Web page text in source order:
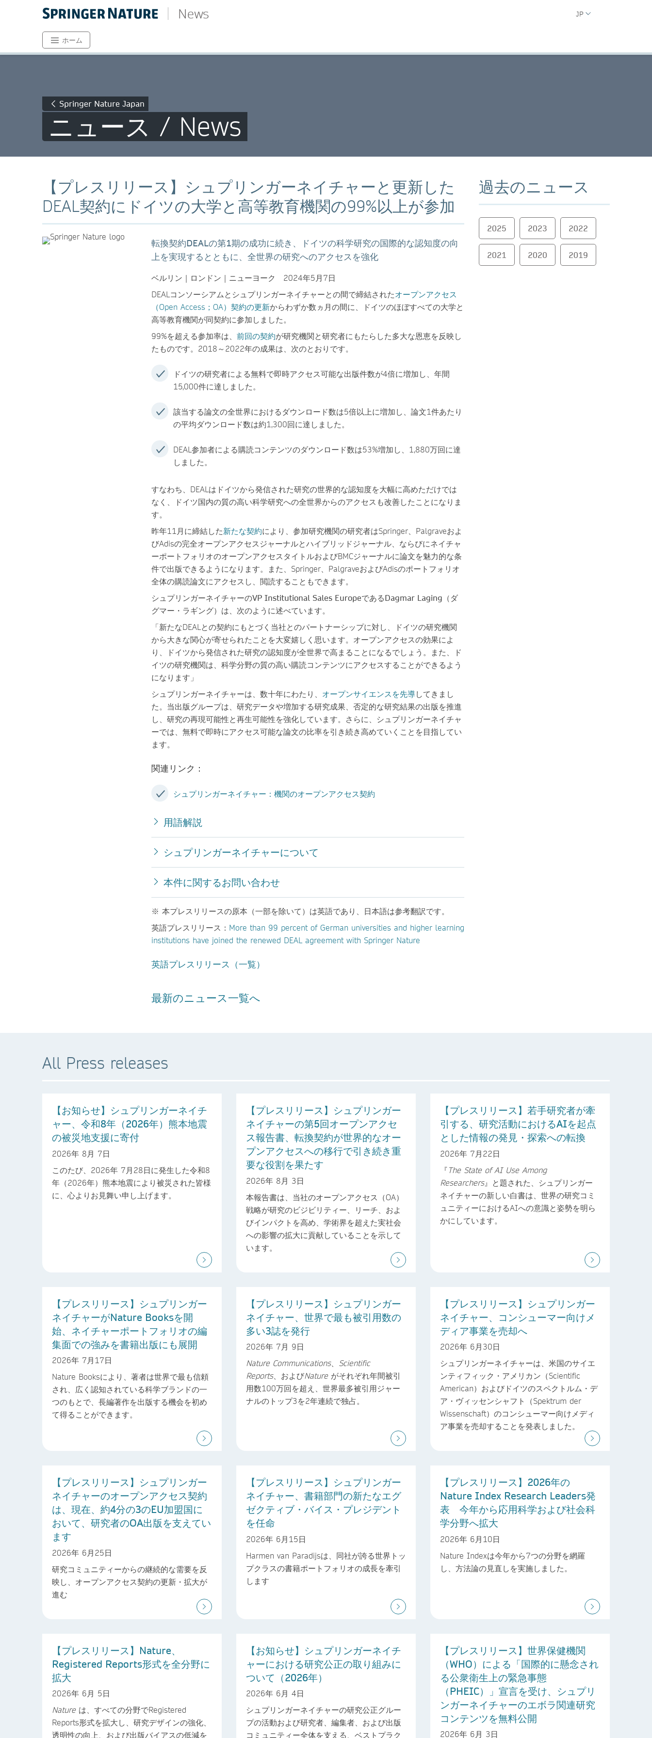
News JP
ホーム
Springer Nature Japan
ニュース / News
【プレスリリース】シュプリンガーネイチャーと更新した
DEAL契約にドイツの大学と高等教育機関の99%以上が参加
転換契約DEALの第1期の成功に続き、ドイツの科学研究の国際的な認知度の向
上を実現するとともに、全世界の研究へのアクセスを強化
ベルリン｜ロンドン｜ニューヨーク 2024年5月7日
DEALコンソーシアムとシュプリンガーネイチャーとの間で締結されたオープンアクセス
（Open Access；OA）契約の更新からわずか数ヵ月の間に、ドイツのほぼすべての大学と
高等教育機関が同契約に参加しました。
99%を超える参加率は、 前回の契約が研究機関と研究者にもたらした多大な恩恵を反映し
たものです。2018～2022年の成果は、次のとおりです。
ドイツの研究者による無料で即時アクセス可能な出版件数が4倍に増加し、年間
15,000件に達しました。
該当する論文の全世界におけるダウンロード数は5倍以上に増加し、論文1件あたり
の平均ダウンロード数は約1,300回に達しました。
DEAL参加者による購読コンテンツのダウンロード数は53%増加し、1,880万回に達
しました。
すなわち、DEALはドイツから発信された研究の世界的な認知度を大幅に高めただけでは
なく、ドイツ国内の質の高い科学研究への全世界からのアクセスも改善したことになりま
す。
昨年11月に締結した新たな契約により、参加研究機関の研究者はSpringer、Palgraveおよ
びAdisの完全オープンアクセスジャーナルとハイブリッドジャーナル、ならびにネイチャ
ーポートフォリオのオープンアクセスタイトルおよびBMCジャーナルに論文を魅力的な条
件で出版できるようになります。また、Springer、PalgraveおよびAdisのポートフォリオ
全体の購読論文にアクセスし、閲読することもできます。
シュプリンガーネイチャーのVP Institutional Sales EuropeであるDagmar Laging（ダ
グマー・ラギング） は、次のように述べています。
「新たなDEALとの契約にもとづく当社とのパートナーシップに対し、ドイツの研究機関
から大きな関心が寄せられたことを大変嬉しく思います。オープンアクセスの効果によ
り、ドイツから発信された研究の認知度が全世界で高まることになるでしょう。また、ド
イツの研究機関は、科学分野の質の高い購読コンテンツにアクセスすることができるよう
になります」
シュプリンガーネイチャーは、数十年にわたり、 オープンサイエンスを先導してきまし
た。当出版グループは、研究データや増加する研究成果、否定的な研究結果の出版を推進
し、研究の再現可能性と再生可能性を強化しています。さらに、シュプリンガーネイチャ
ーでは、無料で即時にアクセス可能な論文の比率を引き続き高めていくことを目指してい
ます。
関連リンク：
シュプリンガーネイチャー：機関のオープンアクセス契約
用語解説
シュプリンガーネイチャーについて
本件に関するお問い合わせ
※ 本プレスリリースの原本（一部を除いて）は英語であり、日本語は参考翻訳です。
英語プレスリリース： More than 99 percent of German universities and higher learning
institutions have joined the renewed DEAL agreement with Springer Nature
英語プレスリリース（一覧）
最新のニュース一覧へ
過去のニュース
2025 2023 2022
2021 2020 2019
All Press releases
【お知らせ】シュプリンガーネイチ
ャー、令和8年（2026年）熊本地震
の被災地支援に寄付
2026年 8月 7日
このたび、2026年 7月28日に発生した令和8
年（2026年）熊本地震により被災された皆様
に、心よりお見舞い申し上げます。
【プレスリリース】シュプリンガー
ネイチャーの第5回オープンアクセ
ス報告書、転換契約が世界的なオー
プンアクセスへの移行で引き続き重
要な役割を果たす
2026年 8月 3日
本報告書は、当社のオープンアクセス（OA）
戦略が研究のビジビリティー、リーチ、およ
びインパクトを高め、学術界を超えた実社会
への影響の拡大に貢献していることを示して
います。
【プレスリリース】若手研究者が牽
引する、研究活動におけるAIを起点
とした情報の発見・探索への転換
2026年 7月22日
『The State of AI Use Among
Researchers』と題された、シュプリンガー
ネイチャーの新しい白書は、世界の研究コミ
ュニティーにおけるAIへの意識と姿勢を明ら
かにしています。
【プレスリリース】シュプリンガー
ネイチャーがNature Booksを開
始、ネイチャーポートフォリオの編
集面での強みを書籍出版にも展開
2026年 7月17日
Nature Booksにより、著者は世界で最も信頼
され、広く認知されている科学ブランドの一
つのもとで、長編著作を出版する機会を初め
て得ることができます。
【プレスリリース】シュプリンガー
ネイチャー、世界で最も被引用数の
多い3誌を発行
2026年 7月 9日
Nature Communications、 Scientific
Reports、およびNatureがそれぞれ年間被引
用数100万回を超え、世界最多被引用ジャー
ナルのトップ3を2年連続で独占。
【プレスリリース】シュプリンガー
ネイチャー、コンシューマー向けメ
ディア事業を売却へ
2026年 6月30日
シュプリンガーネイチャーは、米国のサイエ
ンティフィック・アメリカン（Scientific
American）およびドイツのスペクトルム・デ
ア・ヴィッセンシャフト（Spektrum der
Wissenschaft）のコンシューマー向けメディ
ア事業を売却することを発表しました。
【プレスリリース】シュプリンガー
ネイチャーのオープンアクセス契約
は、現在、約4分の3のEU加盟国に
おいて、研究者のOA出版を支えてい
ます
2026年 6月25日
研究コミュニティーからの継続的な需要を反
映し、オープンアクセス契約の更新・拡大が
進む
【プレスリリース】シュプリンガー
ネイチャー、書籍部門の新たなエグ
ゼクティブ・バイス・プレジデント
を任命
2026年 6月15日
Harmen van Paradijsは、同社が誇る世界トッ
プクラスの書籍ポートフォリオの成長を牽引
します
【プレスリリース】2026年の
Nature Index Research Leaders発
表 今年から応用科学および社会科
学分野へ拡大
2026年 6月10日
Nature Indexは今年から7つの分野を網羅
し、方法論の見直しを実施しました。
【プレスリリース】Nature、
Registered Reports形式を全分野に
拡大
2026年 6月 5日
Natureは、すべての分野でRegistered
Reports形式を拡大し、研究デザインの強化、
透明性の向上、および出版バイアスの低減を
【お知らせ】シュプリンガーネイチ
ャーにおける研究公正の取り組みに
ついて（2026年）
2026年 6月 4日
シュプリンガーネイチャーの研究公正グルー
プの活動および研究者、編集者、および出版
コミュニティー全体を支える、ベストプラク
【プレスリリース】世界保健機関
（WHO）による「国際的に懸念され
る公衆衛生上の緊急事態
（PHEIC）」宣言を受け、シュプリ
ンガーネイチャーのエボラ関連研究
コンテンツを無料公開
2026年 6月 3日